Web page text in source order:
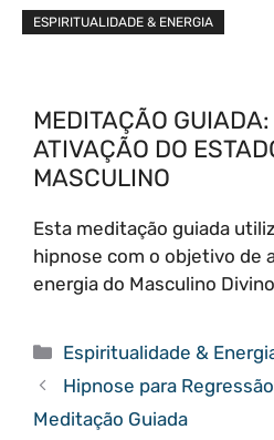
ESPIRITUALIDADE & ENERGIA
MEDITAÇÃO
ATIVAÇÃO DO
MASCULINO
Esta meditação guiada
hipnose com o objetivo de
energia do Masculino
Categorias
Espiritualidade &
Hipnose para
Meditação Guiada